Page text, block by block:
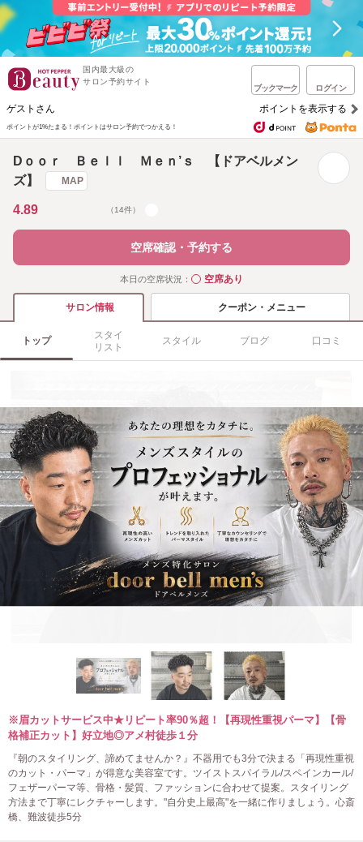
国内最大級の
サロン予約サイト
ブックマーク ログイン
ゲストさん ポイントを表示する
ポイントが1%たまる！ ポイントはサロン予約でつかえる！
Dｏｏｒ Ｂｅｌｌ Ｍｅｎ’ｓ 【ドアベルメン
ズ】
MAP
4.89 （14件）
空席確認・予約する
本日の空席状況： ◯空席あり
サロン情報 クーポン・メニュー
トップ
スタイ
リスト
スタイル ブログ 口コミ
※眉カットサービス中★リピート率90％超！【再現性重視パーマ】【骨
格補正カット】好立地◎アメ村徒歩１分
『朝のスタイリング、諦めてませんか？』不器用でも3分で決まる「再現性重視
のカット・パーマ」が得意な美容室です。ツイストスパイラル/スペインカール/
フェザーパーマ等、骨格・髪質、ファッションに合わせて提案。スタイリング
方法まで丁寧にレクチャーします。"自分史上最高"を一緒に作りましょう。心斎
橋、難波徒歩5分